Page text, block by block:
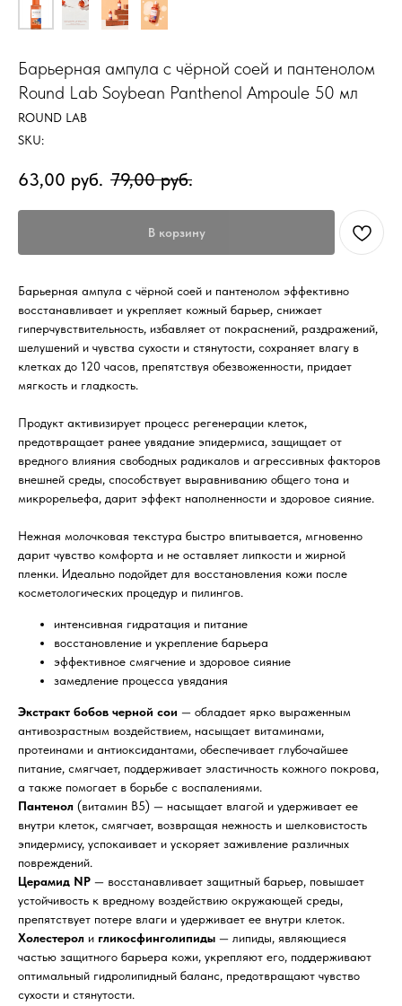
Барьерная ампула с чёрной соей и пантенолом
Round Lab Soybean Panthenol Ampoule 50 мл
ROUND LAB
SKU:
63,00 руб. 79,00 руб.
В корзину
Барьерная ампула с чёрной соей и пантенолом эффективно
восстанавливает и укрепляет кожный барьер, снижает
гиперчувствительность, избавляет от покраснений, раздражений,
шелушений и чувства сухости и стянутости, сохраняет влагу в
клетках до 120 часов, препятствуя обезвоженности, придает
мягкость и гладкость.
Продукт активизирует процесс регенерации клеток,
предотвращает ранее увядание эпидермиса, защищает от
вредного влияния свободных радикалов и агрессивных факторов
внешней среды, способствует выравниванию общего тона и
микрорельефа, дарит эффект наполненности и здоровое сияние.
Нежная молочковая текстура быстро впитывается, мгновенно
дарит чувство комфорта и не оставляет липкости и жирной
пленки. Идеально подойдет для восстановления кожи после
косметологических процедур и пилингов.
интенсивная гидратация и питание
восстановление и укрепление барьера
эффективное смягчение и здоровое сияние
замедление процесса увядания
Экстракт бобов черной сои — обладает ярко выраженным
антивозрастным воздействием, насыщает витаминами,
протеинами и антиоксидантами, обеспечивает глубочайшее
питание, смягчает, поддерживает эластичность кожного покрова,
а также помогает в борьбе с воспалениями.
Пантенол (витамин B5) — насыщает влагой и удерживает ее
внутри клеток, смягчает, возвращая нежность и шелковистость
эпидермису, успокаивает и ускоряет заживление различных
повреждений.
Церамид NP — восстанавливает защитный барьер, повышает
устойчивость к вредному воздействию окружающей среды,
препятствует потере влаги и удерживает ее внутри клеток.
Холестерол и гликосфинголипиды — липиды, являющиеся
частью защитного барьера кожи, укрепляют его, поддерживают
оптимальный гидролипидный баланс, предотвращают чувство
сухости и стянутости.